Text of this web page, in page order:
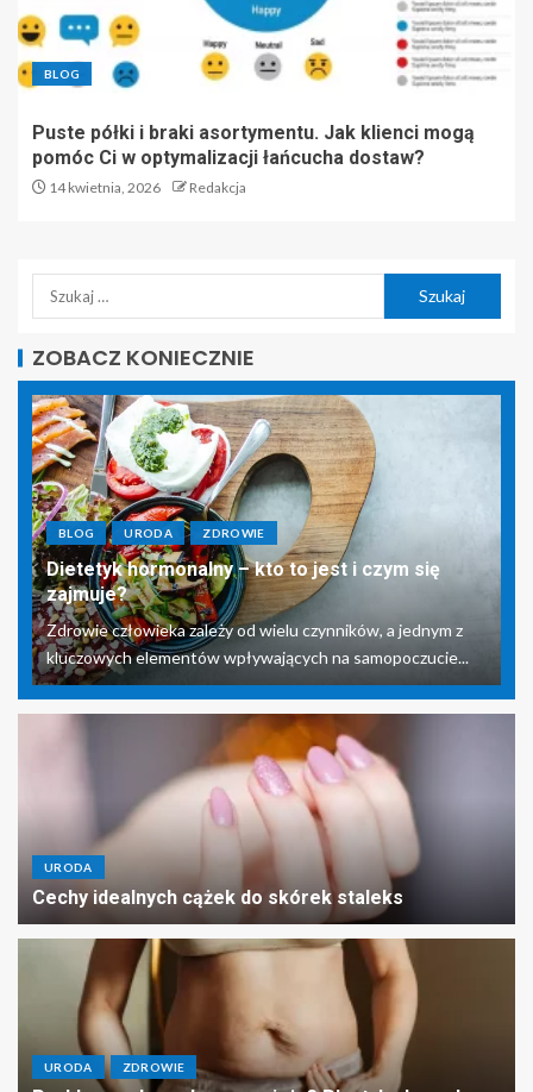
BLOG
Puste półki i braki asortymentu. Jak klienci mogą
pomóc Ci w optymalizacji łańcucha dostaw?
14 kwietnia, 2026 Redakcja
ZOBACZ KONIECZNIE
BLOG URODA ZDROWIE
Dietetyk hormonalny – kto to jest i czym się
zajmuje?
Zdrowie człowieka zależy od wielu czynników, a jednym z
kluczowych elementów wpływających na samopoczucie...
URODA
Cechy idealnych cążek do skórek staleks
URODA ZDROWIE